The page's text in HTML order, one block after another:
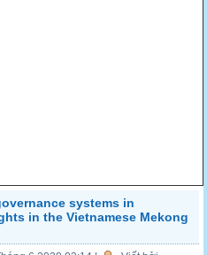
systems in
in the Vietnamese Mekong